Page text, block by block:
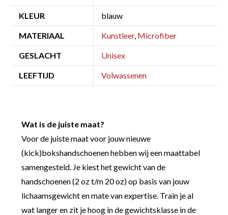
KLEUR blauw
MATERIAAL Kunstleer, Microfiber
GESLACHT Unisex
LEEFTIJD Volwassenen
Wat is de juiste maat?
Voor de juiste maat voor jouw nieuwe
(kick)bokshandschoenen hebben wij een maattabel
samengesteld. Je kiest het gewicht van de
handschoenen (2 oz t/m 20 oz) op basis van jouw
lichaamsgewicht en mate van expertise. Train je al
wat langer en zit je hoog in de gewichtsklasse in de